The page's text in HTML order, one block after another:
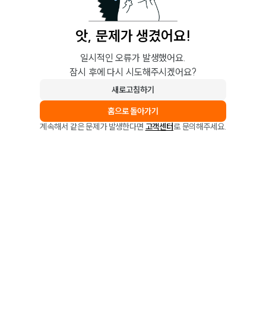
앗, 문제가 생겼어요!
일시적인 오류가 발생했어요.
잠시 후에 다시 시도해주시겠어요?
새로고침하기
홈으로 돌아가기
계속해서 같은 문제가 발생한다면 고객센터로 문의해주세요.